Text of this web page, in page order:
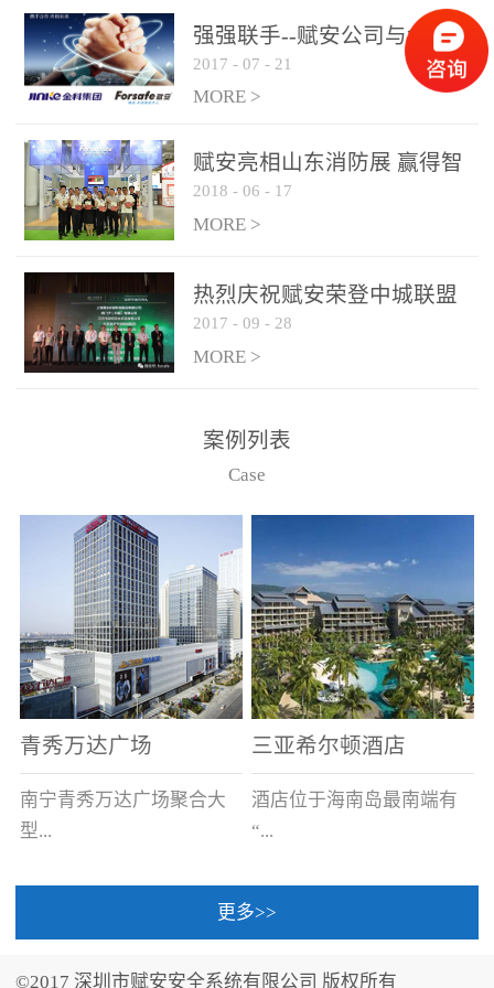
是针对这种高大空间建筑
物的消防设施、设备通过
现场图像的实时获取、预
处理和特征提取分析，实
现火焰的跟踪和识别。能
更早的进行预警，达到早
报早防的效果。 系统构
成示意图： 图像型火灾
和监控端两大部分组成。
两者之间通过以太网相
联，一台监控主机最多可
从监控主机上获取，最多
只能接6台，超过的需从现
强强联手--赋安公司与金科
集团达成战略合作协议
2017 - 07 - 21
MORE >
赋安亮相山东消防展 赢得智
慧消防新荣耀
2018 - 06 - 17
MORE >
热烈庆祝赋安荣登中城联盟
联合采购战略合作平台
2017 - 09 - 28
MORE >
案例列表
Case
青秀万达广场
南宁青秀万达广场聚合大
型...
三亚希尔顿酒店
酒店位于海南岛最南端有
“...
中国的海岛天堂”之美称的
更多>>
©2017 深圳市赋安安全系统有限公司 版权所有